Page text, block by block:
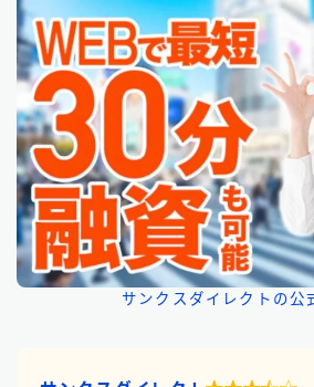
サンクスダイレクトの公